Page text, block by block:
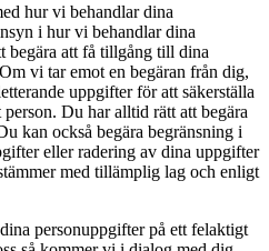
hur vi behandlar dina
i hur vi behandlar dina
begära att få tillgång till dina
vi tar emot en begäran från dig,
uppgifter för att säkerställa
Du har alltid rätt att begära
kan också begära begränsning i
eller radering av dina uppgifter
med tillämplig lag och enligt
personuppgifter på ett felaktigt